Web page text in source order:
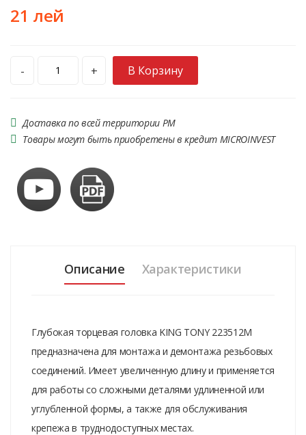
21 лей
- + В Корзину
Доставка по всей территории РМ
Товары могут быть приобретены в кредит MICROINVEST
Описание Характеристики
Глубокая торцевая головка KING TONY 223512M
предназначена для монтажа и демонтажа резьбовых
соединений. Имеет увеличенную длину и применяется
для работы со сложными деталями удлиненной или
углубленной формы, а также для обслуживания
крепежа в труднодоступных местах.